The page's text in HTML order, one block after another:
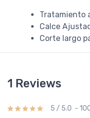
Tratamiento
Calce
Corte largo
1 Reviews
5 / 5.0 -